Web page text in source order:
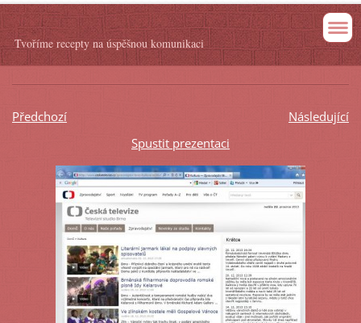
Tvoříme recepty na úspěšnou komunikaci
Předchozí
Následující
Spustit prezentaci